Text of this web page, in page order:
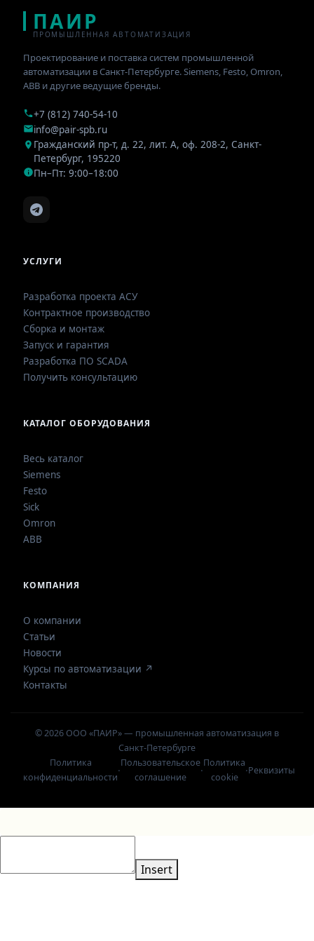
ПАИР
ПРОМЫШЛЕННАЯ АВТОМАТИЗАЦИЯ
Проектирование и поставка систем промышленной
автоматизации в Санкт-Петербурге. Siemens, Festo, Omron,
ABB и другие ведущие бренды.
+7 (812) 740-54-10
info@pair-spb.ru
Гражданский пр-т, д. 22, лит. А, оф. 208-2, Санкт-
Петербург, 195220
Пн–Пт: 9:00–18:00
УСЛУГИ
Разработка проекта АСУ
Контрактное производство
Сборка и монтаж
Запуск и гарантия
Разработка ПО SCADA
Получить консультацию
КАТАЛОГ ОБОРУДОВАНИЯ
Весь каталог
Siemens
Festo
Sick
Omron
ABB
КОМПАНИЯ
О компании
Статьи
Новости
Курсы по автоматизации ↗
Контакты
© 2026 ООО «ПАИР» — промышленная автоматизация в
Санкт-Петербурге
Политика
конфиденциальности
·
Пользовательское
соглашение
·
Политика
cookie
·Реквизиты
Insert